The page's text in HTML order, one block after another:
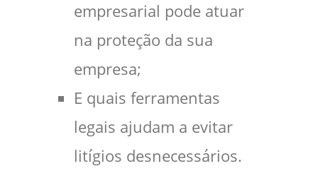
empresarial pode atuar
na proteção da sua
empresa;
E quais ferramentas
legais ajudam a evitar
litígios desnecessários.